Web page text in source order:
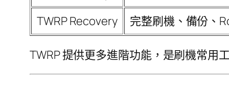
TWRP Recovery
完整刷機、備份、
TWRP 提供更多進階功能，是刷機常用